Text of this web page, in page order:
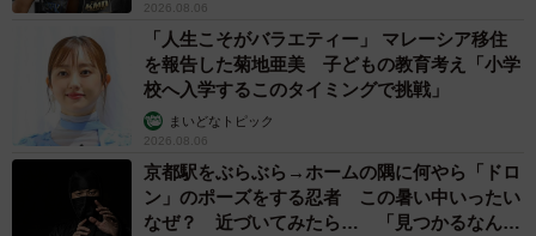
2026.08.06
「人生こそがバラエティー」 マレーシア移住
を報告した菊地亜美 子どもの教育考え「小学
校へ入学するこのタイミングで挑戦」
まいどなトピック
2026.08.06
京都駅をぶらぶら→ホームの隅に何やら「ドロ
ン」のポーズをする忍者 この暑い中いったい
なぜ？ 近づいてみたら… 「見つかるなんて